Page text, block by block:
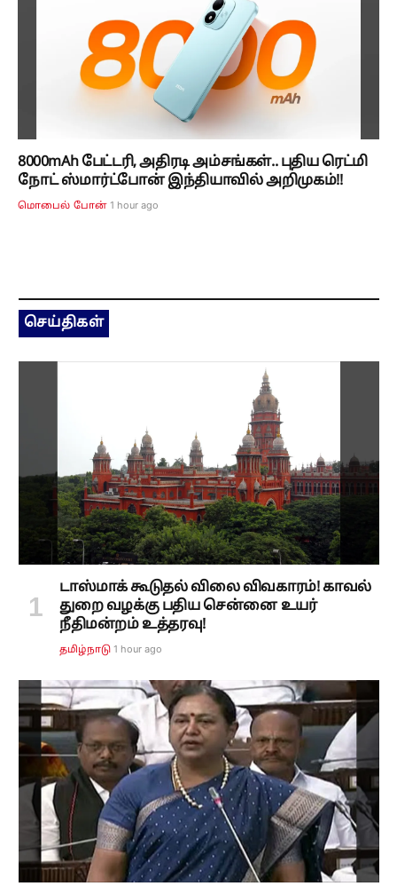
8000mAh பேட்டரி, அதிரடி அம்சங்கள்.. புதிய ரெட்மி
நோட் ஸ்மார்ட்போன் இந்தியாவில் அறிமுகம்!!
மொபைல் போன் 1 hour ago
செய்திகள்
டாஸ்மாக் கூடுதல் விலை விவகாரம்! காவல்
துறை வழக்கு பதிய சென்னை உயர்
நீதிமன்றம் உத்தரவு!
தமிழ்நாடு 1 hour ago